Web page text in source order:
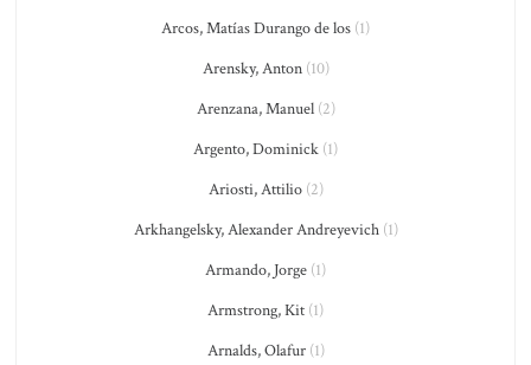
Arcos, Matías Durango de los (1)
Arensky, Anton(10)
Arenzana, Manuel(2)
Argento, Dominick (1)
Ariosti, Attilio(2)
Arkhangelsky, Alexander Andreyevich(1)
Armando, Jorge (1)
Armstrong, Kit (1)
Arnalds, Olafur(1)